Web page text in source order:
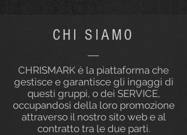
CHI SIAMO
CHRISMARK è la piattaforma che
gestisce e garantisce gli ingaggi di
questi gruppi, o dei SERVICE,
occupandosi della loro promozione
attraverso il nostro sito web e al
contratto tra le due parti.